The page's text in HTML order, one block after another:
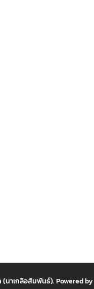
(นาเกลือสัมพันธ์). Powered by